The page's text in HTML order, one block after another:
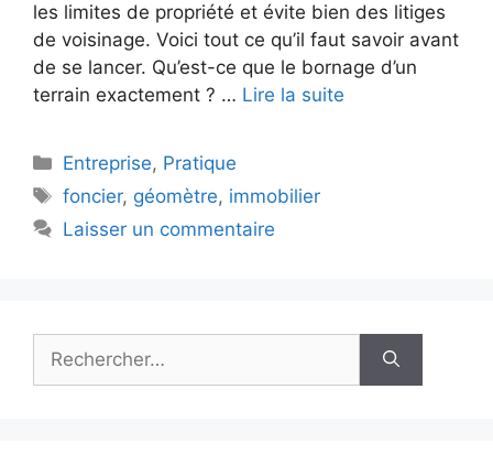
les limites de propriété et évite bien des litiges
de voisinage. Voici tout ce qu’il faut savoir avant
de se lancer. Qu’est-ce que le bornage d’un
terrain exactement ? … Lire la suite
Catégories
Entreprise, Pratique
Étiquettes
foncier, géomètre, immobilier
Laisser un commentaire
Rechercher :